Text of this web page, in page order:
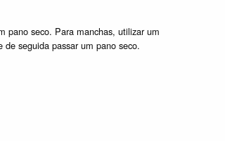
pano seco. Para manchas, utilizar um
de seguida passar um pano seco.